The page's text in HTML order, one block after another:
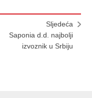
Sljedeća
Saponia d.d. najbolji
izvoznik u Srbiju